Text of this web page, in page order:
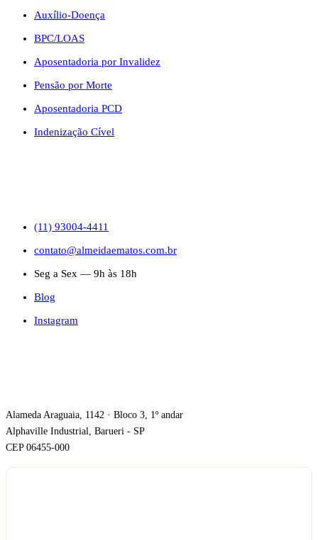
Auxílio-Doença
BPC/LOAS
Aposentadoria por Invalidez
Pensão por Morte
Aposentadoria PCD
Indenização Cível
(11) 93004-4411
contato@almeidaematos.com.br
Seg a Sex — 9h às 18h
Blog
Instagram
Alameda Araguaia, 1142 · Bloco 3, 1º andar
Alphaville Industrial, Barueri - SP
CEP 06455-000